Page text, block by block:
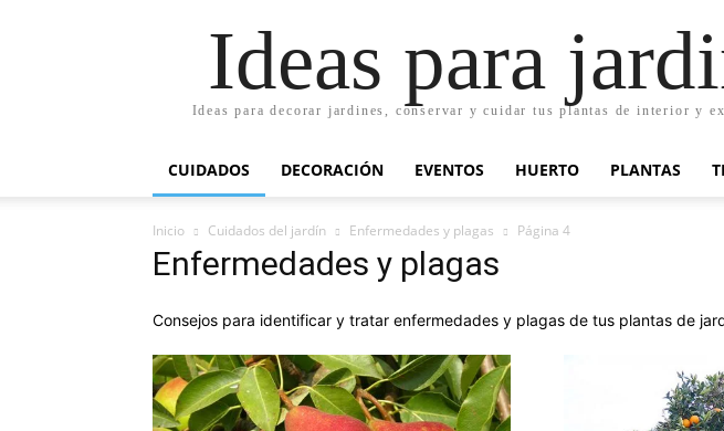
Ideas para
Ideas para decorar jardines, conservar y cuidar tus plantas de interior y
CUIDADOS DECORACIÓN EVENTOS HUERTO PLANTAS
Inicio Cuidados del jardín Enfermedades y plagas Página 4
Enfermedades y plagas
Consejos para identificar y tratar enfermedades y plagas de tus plantas de